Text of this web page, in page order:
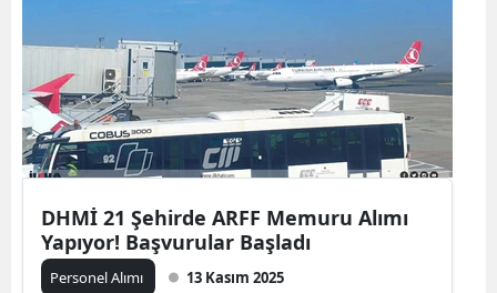
DHMİ 21 Şehirde ARFF Memuru Alımı
Yapıyor! Başvurular Başladı
Personel Alımı 13 Kasım 2025